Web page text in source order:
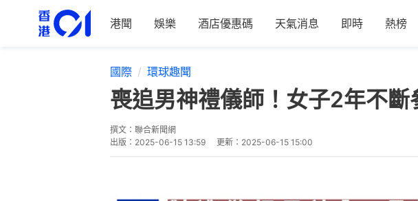
港聞 娛樂 酒店優惠碼 天氣消息 即時 熱榜
國際 環球趣聞
喪追男神禮儀師！女子2年不
撰文： 聯合新聞網
出版： 2025-06-15 13:59 更新： 2025-06-15 15:00